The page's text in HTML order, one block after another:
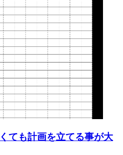
ても計画を立てる事が大